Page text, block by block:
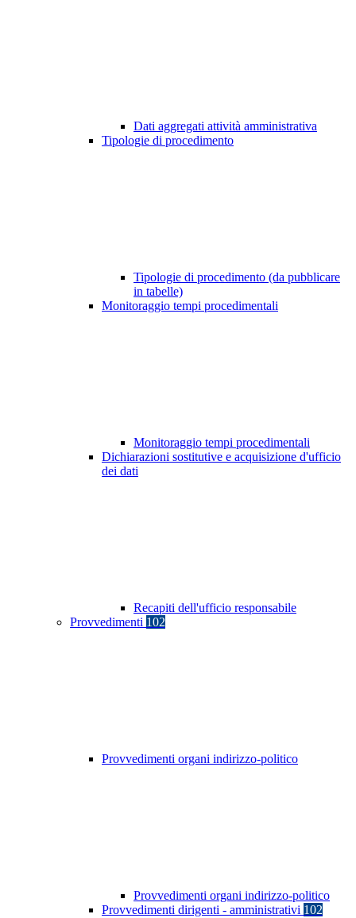
Dati aggregati attività amministrativa
Tipologie di procedimento
Tipologie di procedimento (da pubblicare
in tabelle)
Monitoraggio tempi procedimentali
Monitoraggio tempi procedimentali
Dichiarazioni sostitutive e acquisizione d'ufficio
dei dati
Recapiti dell'ufficio responsabile
Provvedimenti 102
Provvedimenti organi indirizzo-politico
Provvedimenti organi indirizzo-politico
Provvedimenti dirigenti - amministrativi 102